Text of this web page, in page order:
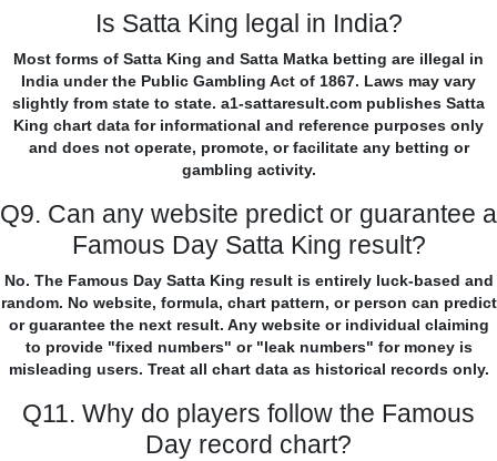
Is Satta King legal in India?
Most forms of Satta King and Satta Matka betting are illegal in
India under the Public Gambling Act of 1867. Laws may vary
slightly from state to state. a1-sattaresult.com publishes Satta
King chart data for informational and reference purposes only
and does not operate, promote, or facilitate any betting or
gambling activity.
Q9. Can any website predict or guarantee a
Famous Day Satta King result?
No. The Famous Day Satta King result is entirely luck-based and
random. No website, formula, chart pattern, or person can predict
or guarantee the next result. Any website or individual claiming
to provide "fixed numbers" or "leak numbers" for money is
misleading users. Treat all chart data as historical records only.
Q11. Why do players follow the Famous
Day record chart?